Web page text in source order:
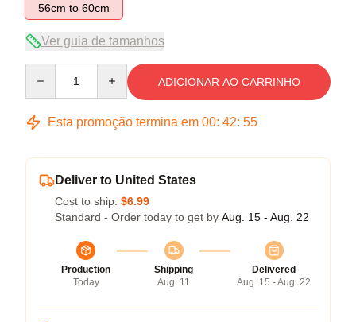
56cm to 60cm
Ver guia de tamanhos
ADICIONAR AO CARRINHO
Esta promoção termina em 00: 42: 54
Deliver to United States
Cost to ship: $6.99
Standard - Order today to get by Aug. 15 - Aug. 22
Production
Today
Shipping
Aug. 11
Delivered
Aug. 15 - Aug. 22